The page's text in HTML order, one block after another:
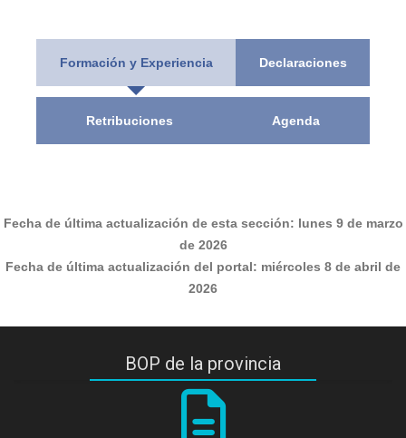
Formación y Experiencia Declaraciones
Retribuciones Agenda
Fecha de última actualización de esta sección: lunes 9 de marzo
de 2026
Fecha de última actualización del portal: miércoles 8 de abril de
2026
BOP de la provincia